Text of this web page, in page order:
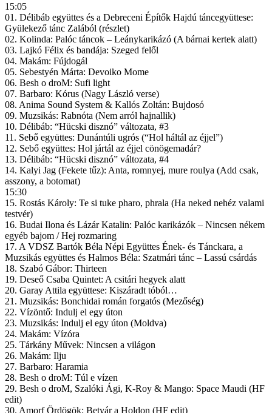
15:05
01. Délibáb együttes és a Debreceni Építők Hajdú táncegyüttese:
Gyülekező tánc Zalából (részlet)
02. Kolinda: Palóc táncok – Leánykarikázó (A bárnai kertek alatt)
03. Lajkó Félix és bandája: Szeged felől
04. Makám: Fújdogál
05. Sebestyén Márta: Devoiko Mome
06. Besh o droM: Sufi light
07. Barbaro: Kórus (Nagy László verse)
08. Anima Sound System & Kallós Zoltán: Bujdosó
09. Muzsikás: Rabnóta (Nem arról hajnallik)
10. Délibáb: “Hücski disznó” változata, #3
11. Sebő együttes: Dunántúli ugrós (“Hol háltál az éjjel”)
12. Sebő együttes: Hol jártál az éjjel cönögemadár?
13. Délibáb: “Hücski disznó” változata, #4
14. Kalyi Jag (Fekete tűz): Anta, romnyej, mure roulya (Add csak,
asszony, a botomat)
15:30
15. Rostás Károly: Te si tuke pharo, phrala (Ha neked nehéz valami
testvér)
16. Budai Ilona és Lázár Katalin: Palóc karikázók – Nincsen nékem
egyéb bajom / Hej rozmaring
17. A VDSZ Bartók Béla Népi Együttes Ének- és Tánckara, a
Muzsikás együttes és Halmos Béla: Szatmári tánc – Lassú csárdás
18. Szabó Gábor: Thirteen
19. Deseő Csaba Quintet: A csitári hegyek alatt
20. Garay Attila együttese: Kiszáradt tóból…
21. Muzsikás: Bonchidai román forgatós (Mezőség)
22. Vízöntő: Indulj el egy úton
23. Muzsikás: Indulj el egy úton (Moldva)
24. Makám: Vízóra
25. Tárkány Művek: Nincsen a világon
26. Makám: Ilju
27. Barbaro: Haramia
28. Besh o droM: Túl e vízen
29. Besh o droM, Szalóki Ági, K-Roy & Mango: Space Maudi (HF
edit)
30. Amorf Ördögök: Betyár a Holdon (HF edit)